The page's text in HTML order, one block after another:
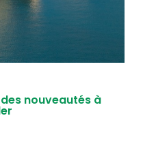
nouveautés à